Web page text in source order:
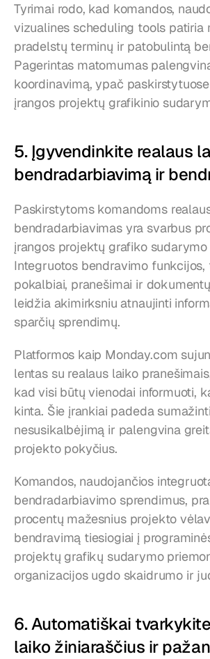
Tyrimai rodo, kad komandos,
vizualines scheduling tools patiria
pradelstų terminų ir patobulintą
Pagerintas matomumas
koordinavimą, ypač
įrangos projektų grafikinio
5. Įgyvendinkite realaus
bendradarbiavimą ir
Paskirstytoms komandoms
bendradarbiavimas yra svarbus
įrangos projektų grafiko sudarymo
Integruotos bendravimo funkcijos,
pokalbiai, pranešimai ir
leidžia akimirksniu atnaujinti
sparčių sprendimų.
Platformos kaip Monday.com
lentas su realaus laiko
kad visi būtų vienodai informuoti,
kinta. Šie įrankiai padeda sumažinti
nesusikalbėjimą ir palengvina
projekto pokyčius.
Komandos, naudojančios
bendradarbiavimo sprendimus,
procentų mažesnius projekto
bendravimą tiesiogiai į
projektų grafikų sudarymo
organizacijos ugdo skaidrumo ir
6. Automatiškai
laiko žiniaraščius ir